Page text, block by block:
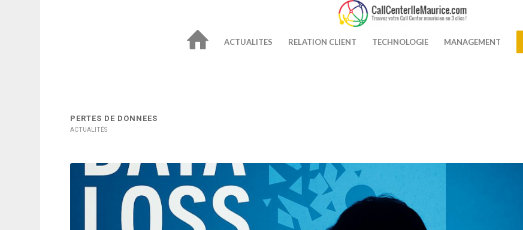
ACTUALITES RELATION CLIENT TECHNOLOGIE MANAGEMENT
PERTES DE DONNEES
ACTUALITÉS